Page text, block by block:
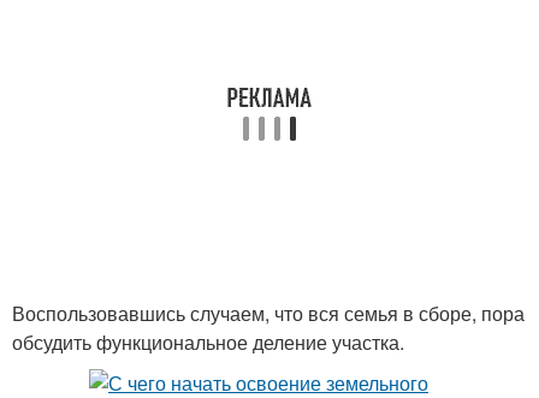
Воспользовавшись случаем, что вся семья в сборе, пора
обсудить функциональное деление участка.